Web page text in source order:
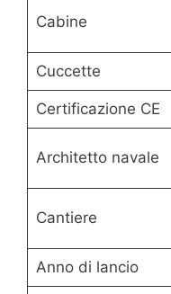
Cabine
Cuccette
Certificazione CE
Architetto navale
Cantiere
Anno di lancio